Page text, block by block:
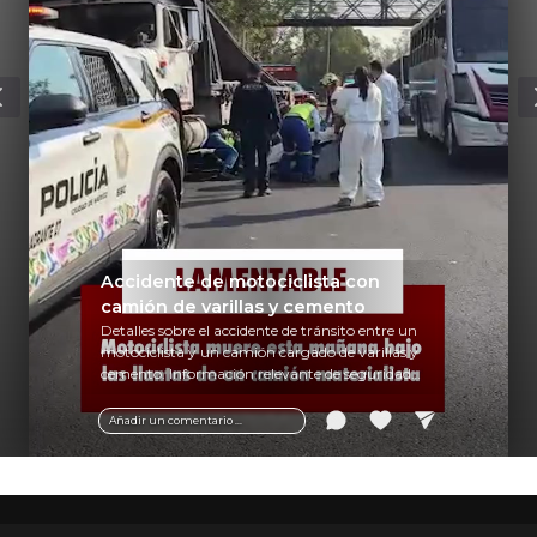
Añadir un comentario ...
Accidente de motociclista con
camión de varillas y cemento
Detalles sobre el accidente de tránsito entre un
motociclista y un camión cargado de varillas y
cemento. Información relevante de seguridad
vial y recomendaciones para motociclistas.